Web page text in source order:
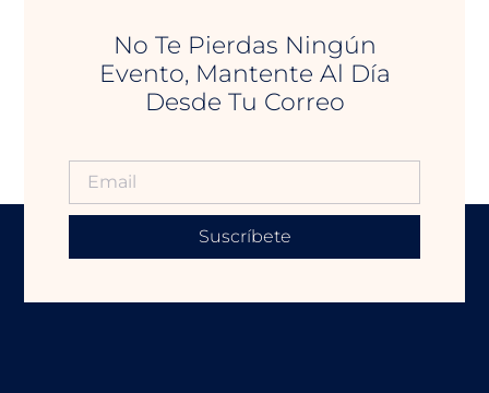
No Te Pierdas Ningún
Evento, Mantente Al Día
Desde Tu Correo
Suscríbete